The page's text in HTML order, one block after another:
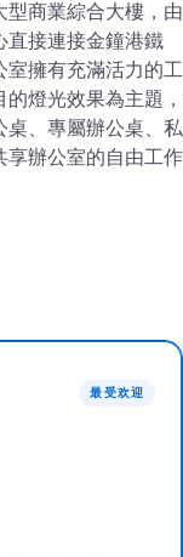
型商業綜合大樓，由
直接連接金鐘港鐵
擁有充滿活力的工
燈光效果為主題，
桌、專屬辦公桌、私
享辦公室的自由工作
最受欢迎